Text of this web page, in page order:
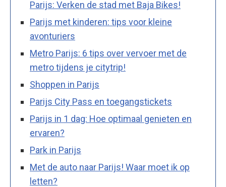
Parijs: Verken de stad met Baja Bikes!
Parijs met kinderen: tips voor kleine
avonturiers
Metro Parijs: 6 tips over vervoer met de
metro tijdens je citytrip!
Shoppen in Parijs
Parijs City Pass en toegangstickets
Parijs in 1 dag: Hoe optimaal genieten en
ervaren?
Park in Parijs
Met de auto naar Parijs! Waar moet ik op
letten?